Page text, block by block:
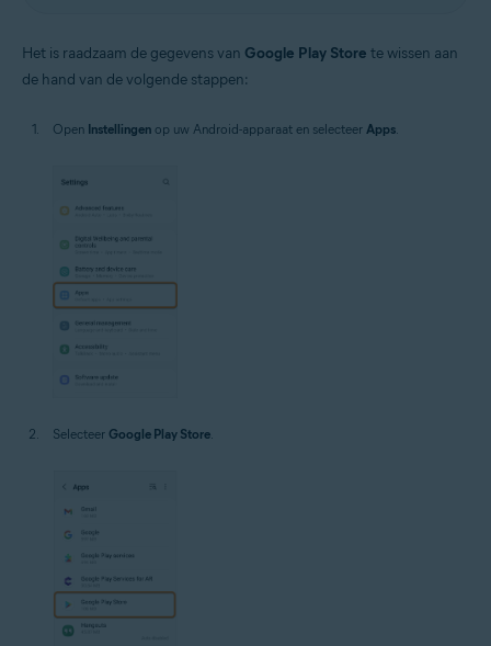
Het is raadzaam de gegevens van Google Play Store te wissen aan
de hand van de volgende stappen:
Open Instellingen op uw Android-apparaat en selecteer Apps.
Selecteer Google Play Store.